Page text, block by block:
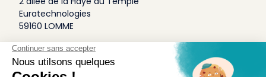
Euratechnologies
59160 LOMME
A Propos
Qui sommes-nous